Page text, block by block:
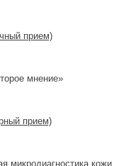
прием)
мнение»
прием)
микродиагностика кожи